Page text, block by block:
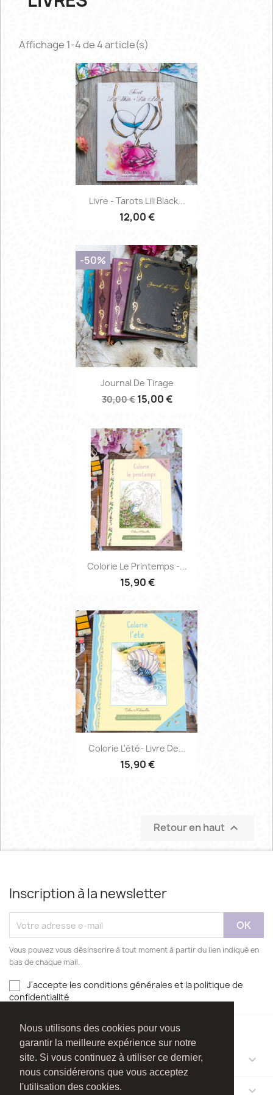
Nous utilisons des cookies pour vous
garantir la meilleure expérience sur notre
site. Si vous continuez à utiliser ce dernier,
nous considérerons que vous acceptez
l'utilisation des cookies.
Affichage 1-4 de 4 article(s)
Livre - Tarots Lili Black...
12,00 €
Journal De Tirage
30,00 € 15,00 €
-50%
Colorie Le Printemps -...
15,90 €
Colorie L'été- Livre De...
15,90 €
Retour en haut 
Inscription à la newsletter
Vous pouvez vous désinscrire à tout moment à partir du lien indiqué en
bas de chaque mail.
J'accepte les conditions générales et la politique de
confidentialité
NOTRE SOCIÉTÉ 
VOTRE COMPTE 